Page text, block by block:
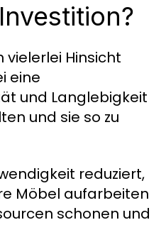
Hinsicht
eine
und Langlebigkeit
und sie so zu
reduziert,
Möbel aufarbeiten
schonen und